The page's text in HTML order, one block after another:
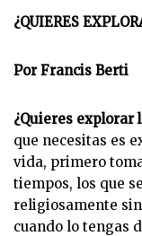
¿QUIERES
Por Francis Berti
¿Quieres explorar
que necesitas es
vida, primero
tiempos, los que
religiosamente sin
cuando lo tengas